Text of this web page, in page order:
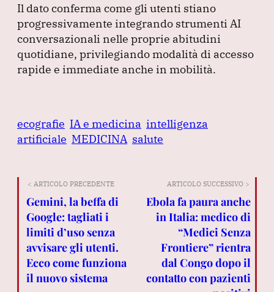
Il dato conferma come gli utenti stiano
progressivamente integrando strumenti AI
conversazionali nelle proprie abitudini
quotidiane, privilegiando modalità di accesso
rapide e immediate anche in mobilità.
ecografie IA e medicina intelligenza
artificiale MEDICINA salute
< ARTICOLO PRECEDENTE
Gemini, la beffa di
Google: tagliati i
limiti d’uso senza
avvisare gli utenti.
Ecco come funziona
il nuovo sistema
ARTICOLO SUCCESSIVO >
Ebola fa paura anche
in Italia: medico di
“Medici Senza
Frontiere” rientra
dal Congo dopo il
contatto con pazienti